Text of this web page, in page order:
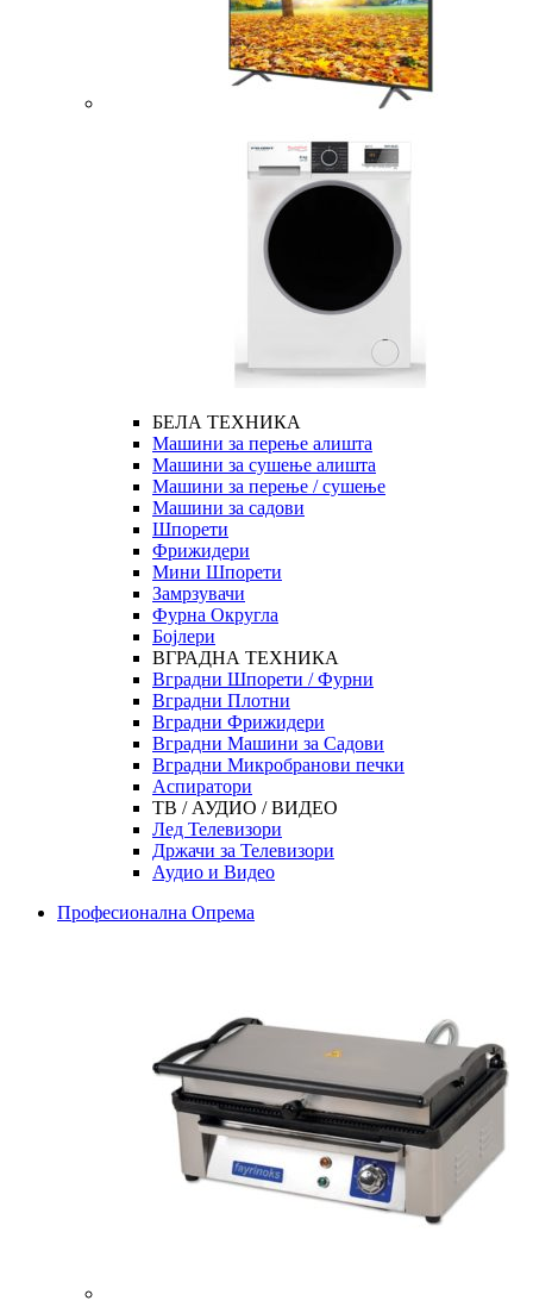
БЕЛА ТЕХНИКА
Машини за перење алишта
Машини за сушење алишта
Машини за перење / сушење
Машини за садови
Шпорети
Фрижидери
Мини Шпорети
Замрзувачи
Фурна Округла
Бојлери
ВГРАДНА ТЕХНИКА
Вградни Шпорети / Фурни
Вградни Плотни
Вградни Фрижидери
Вградни Машини за Садови
Вградни Микробранови печки
Аспиратори
ТВ / АУДИО / ВИДЕО
Лед Телевизори
Држачи за Телевизори
Аудио и Видео
Професионална Опрема